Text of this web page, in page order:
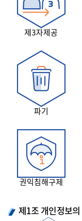
제3자제공
파기
권익침해구제
제1조 개인정보